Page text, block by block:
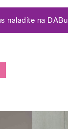
naladíte na DABu